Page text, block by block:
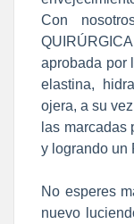
Con
aprobada por
elastina,
ojera, a su
las marcadas
y logrando un
No esperes
nuevo